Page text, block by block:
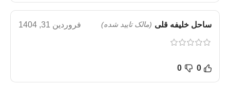
ساحل خلیفه قلی (مالک تایید شده) فروردین 31, 1404
0
0